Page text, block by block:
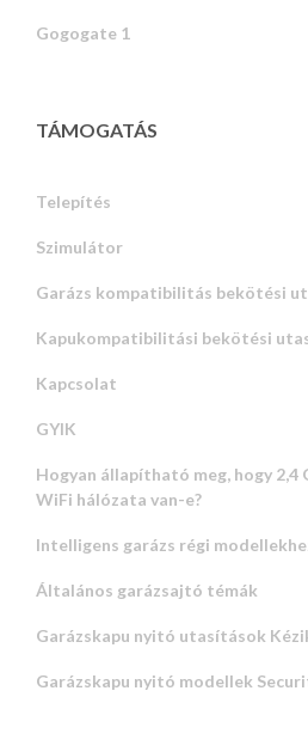
Gogogate 1
TÁMOGATÁS
Telepítés
Szimulátor
Garázs kompatibilitás bekötési
Kapukompatibilitási bekötési
Kapcsolat
GYIK
Hogyan állapítható meg, hogy 2,4
WiFi hálózata van-e?
Intelligens garázs régi
Általános garázsajtó témák
Garázskapu nyitó utasítások
Garázskapu nyitó modellek